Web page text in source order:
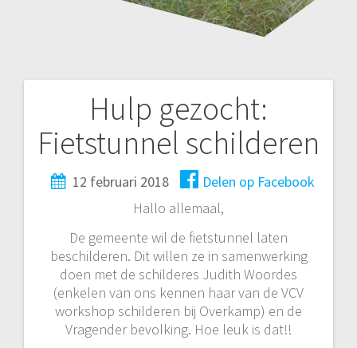
Hulp gezocht:
Fietstunnel schilderen
12 februari 2018
Delen op Facebook
Hallo allemaal,
De gemeente wil de fietstunnel laten
beschilderen. Dit willen ze in samenwerking
doen met de schilderes Judith Woordes
(enkelen van ons kennen haar van de VCV
workshop schilderen bij Overkamp) en de
Vragender bevolking. Hoe leuk is dat!!
Bericht
navigatie